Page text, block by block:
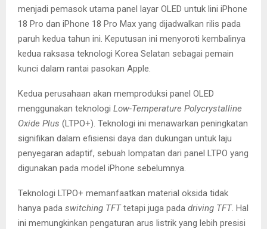
menjadi pemasok utama panel layar OLED untuk lini iPhone
18 Pro dan iPhone 18 Pro Max yang dijadwalkan rilis pada
paruh kedua tahun ini. Keputusan ini menyoroti kembalinya
kedua raksasa teknologi Korea Selatan sebagai pemain
kunci dalam rantai pasokan Apple.
Kedua perusahaan akan memproduksi panel OLED
menggunakan teknologi Low-Temperature Polycrystalline
Oxide Plus (LTPO+). Teknologi ini menawarkan peningkatan
signifikan dalam efisiensi daya dan dukungan untuk laju
penyegaran adaptif, sebuah lompatan dari panel LTPO yang
digunakan pada model iPhone sebelumnya.
Teknologi LTPO+ memanfaatkan material oksida tidak
hanya pada switching TFTtetapi juga pada driving TFT. Hal
ini memungkinkan pengaturan arus listrik yang lebih presisi